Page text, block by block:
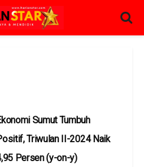
Sumut Tumbuh
Triwulan II-2024 Naik
Persen (y-on-y)